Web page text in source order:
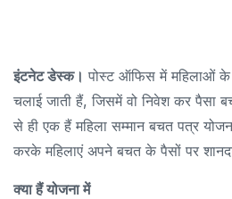
इंटनेट डेस्क। पोस्ट ऑफिस में महिलाओं के
चलाई जाती हैं, जिसमें वो निवेश कर पैसा
से ही एक हैं महिला सम्मान बचत पत्र
करके महिलाएं अपने बचत के पैसों पर
क्या हैं योजना में